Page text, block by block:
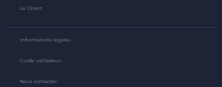
Le Direct
Informations légales
Guide utilisateur
Nous contacter